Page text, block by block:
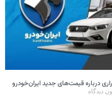
درباره قیمت‌های جدید ایران‌خودرو
دیدگاه